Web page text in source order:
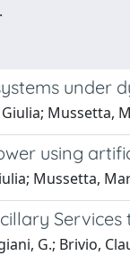
under
Mussetta,
using
Mussetta,
Services
G.; Brivio,